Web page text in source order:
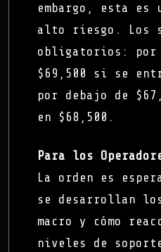
embargo, esta es
alto riesgo. Los
obligatorios: por
$69,500 si se
por debajo de
en $68,500.
Para los
La orden es
se desarrollan
macro y cómo
niveles de